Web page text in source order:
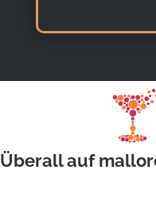
Überall auf